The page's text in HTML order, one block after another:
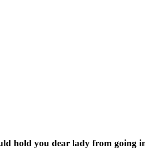
hold you dear lady from going